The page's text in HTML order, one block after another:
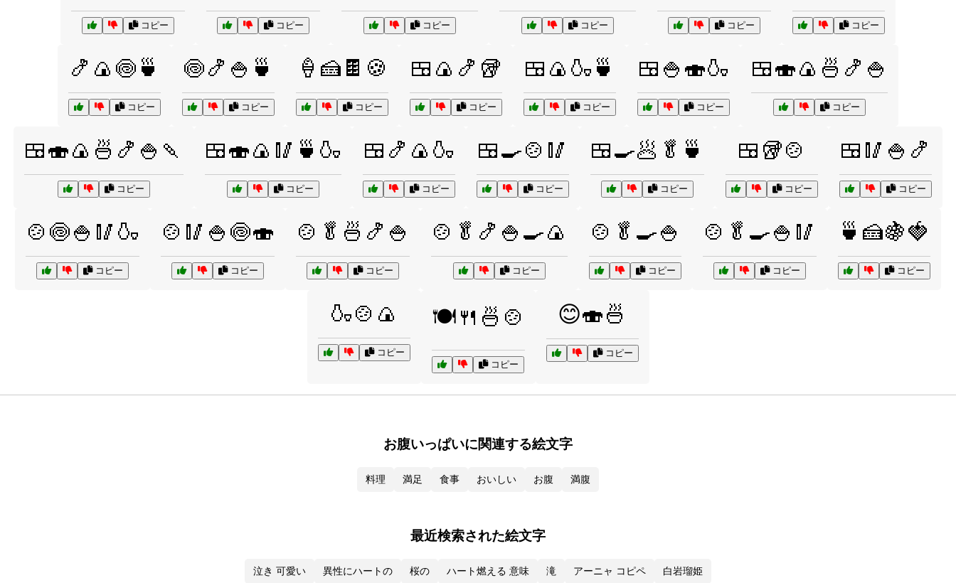
コピー コピー コピー コピー コピー コピー
🍤🍙🍥🍵
コピー
🍥🍤🍚🍵
コピー
🍦🍰🍫🍪
コピー
🍱🍙🍤🥡
コピー
🍱🍙🍶🍵
コピー
🍱🍚🍣🍶
コピー
🍱🍣🍙🍜🍤🍚
コピー
🍱🍣🍙🍜🍤🍚🍡
コピー
🍱🍣🍙🥢🍵🍶
コピー
🍱🍤🍙🍶
コピー
🍱🍳🍲🥢
コピー
🍱🍳🥟🥬🍵
コピー
🍱🥡🍲
コピー
🍱🥢🍚🍤
コピー
🍲🍥🍚🥢🍶
コピー
🍲🥢🍚🍥🍣
コピー
🍲🥬🍜🍤🍚
コピー
🍲🥬🍤🍚🍳🍙
コピー
🍲🥬🍳🍚
コピー
🍲🥬🍳🍚🥢
コピー
🍵🍰🍇🍓
コピー
🍶🍲🍙
コピー
🍽️🍴🍜🍲
コピー
😊🍣🍜
コピー
お腹いっぱいに関連する絵文字
料理 満足 食事 おいしい お腹 満腹
最近検索された絵文字
泣き 可愛い 異性にハートの 桜の ハート燃える 意味 滝 アーニャ コピペ 白岩瑠姫